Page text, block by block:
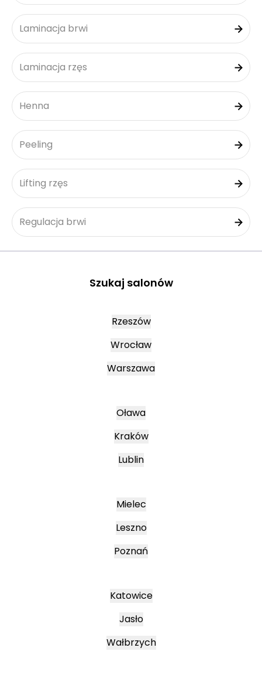
Laminacja brwi
Laminacja rzęs
Henna
Peeling
Lifting rzęs
Regulacja brwi
Szukaj salonów
Rzeszów
Wrocław
Warszawa
Oława
Kraków
Lublin
Mielec
Leszno
Poznań
Katowice
Jasło
Wałbrzych